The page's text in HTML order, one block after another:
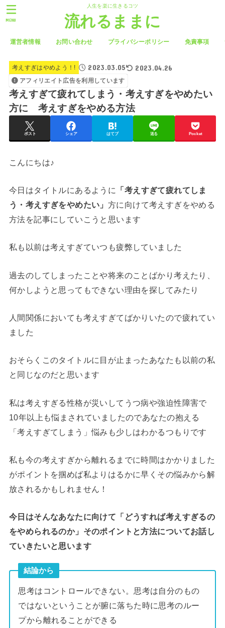
人生を楽に生きるコツ
流れるままに
運営者情報 お問い合わせ プライバシーポリシー 免責事項
MENU
考えすぎはやめよう！! 2023.03.05 2023.04.26
アフィリエイト広告を利用しています
考えすぎて疲れてしまう・考えすぎをやめたい
方に 考えすぎをやめる方法
ポスト シェア はてブ 送る Pocket
こんにちは♪
今日はタイトルにあるように
「考えすぎて疲れてしま
う・考えすぎをやめたい」 方に向けて考えすぎをやめる
方法を記事にしていこうと思います
私も以前は考えすぎていつも疲弊していました
過去のしてしまったことや将来のことばかり考えたり、
何かしようと思ってもできない理由を探してみたり
人間関係においても考えすぎてばかりいたので疲れてい
ました
おそらくこのタイトルに目が止まったあなたも以前の私
と同じなのだと思います
私は考えすぎる性格が災いしてうつ病や強迫性障害で
10年以上も悩まされていましたのであなたの抱える
「考えすぎてしまう」悩みも少しはわかるつもりです
私も今の考えすぎから離れるまでに時間はかかりました
がポイントを掴めば私よりはるかに早くその悩みから解
放されるかもしれません！
今日はそんなあなたに向けて「どうすれば考えすぎるの
をやめられるのか」そのポイントと方法についてお話し
ていきたいと思います
結論から
思考はコントロールできない。思考は自分のもの
ではないということが腑に落ちた時に思考のルー
プから離れることができる